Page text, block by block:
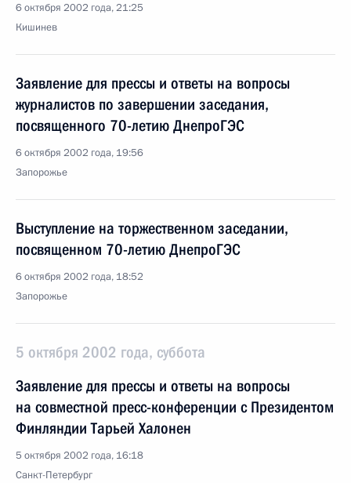
6 октября 2002 года, 21:25
Кишинев
Заявление для прессы и ответы на вопросы
журналистов по завершении заседания,
посвященного 70-летию ДнепроГЭС
6 октября 2002 года, 19:56
Запорожье
Выступление на торжественном заседании,
посвященном 70-летию ДнепроГЭС
6 октября 2002 года, 18:52
Запорожье
5 октября 2002 года, суббота
Заявление для прессы и ответы на вопросы
на совместной пресс-конференции с Президентом
Финляндии Тарьей Халонен
5 октября 2002 года, 16:18
Санкт-Петербург